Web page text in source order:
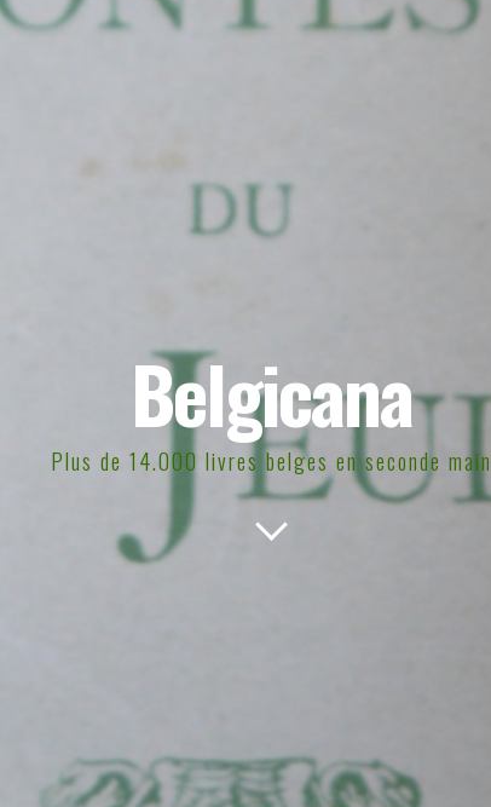
Belgicana
Plus de 14.000 livres belges en seconde main